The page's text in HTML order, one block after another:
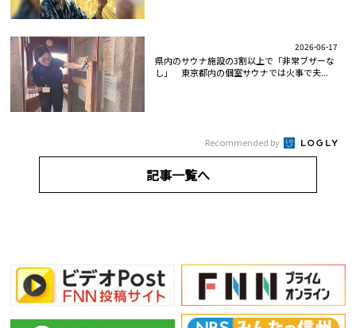
2026-06-17
県内のサウナ施設の3割以上で「非常ブザーな
し」 東京都内の個室サウナでは火事で夫...
Recommended by
記事一覧へ